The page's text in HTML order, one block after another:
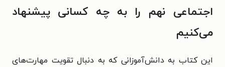
اجتماعی نهم را به چه کسانی پیشنهاد
می‌کنیم
این کتاب به دانش‌آموزانی که به دنبال تقویت مهارت‌های